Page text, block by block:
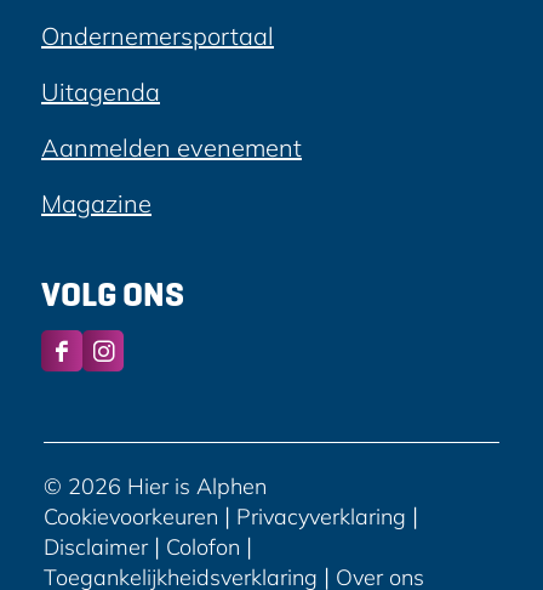
Ondernemersportaal
Uitagenda
Aanmelden evenement
Magazine
VOLG ONS
F
e
b
o
o
k
I
t
a
g
r
a
© 2026 Hier is Alphen
Cookievoorkeuren | Privacyverklaring |
Disclaimer | Colofon |
Toegankelijkheidsverklaring | Over ons